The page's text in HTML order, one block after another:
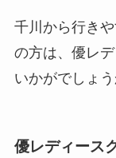
千川から行き
の方は、優レ
いかがでしょう
優レディース